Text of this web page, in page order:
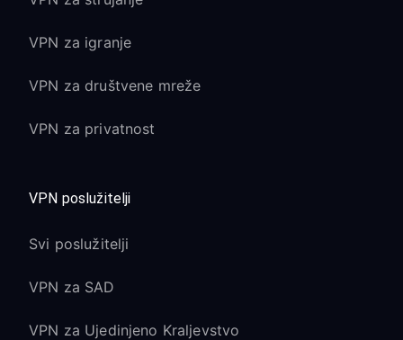
VPN za igranje
VPN za društvene mreže
VPN za privatnost
VPN poslužitelji
Svi poslužitelji
VPN za SAD
VPN za Ujedinjeno Kraljevstvo